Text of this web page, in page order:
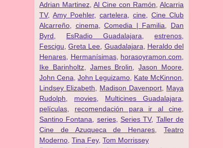
Adrian Martinez Al Cine con Ramón Alcarria
TV, Amy Poehler, cartelera cine
Cine Club
Alcarreño
cinema ,Comedia | Familia
Dan
Byrd
EsRadio Guadalajara estrenos
Fescigu ,Greta Lee Guadalajara
Heraldo del
Henares
Hermanísimas, horasoyramon.com
Ike Barinholtz, James Brolin ,Jason Moore
John Cena John Leguizamo Kate McKinnon
Lindsey Elizabeth
Madison Davenport
Maya
Rudolph
movies Multicines Guadalajara
películas
recomendación para ir al cine
Santino Fontana
series, Series TV, Taller de
Cine de Azuqueca de Henares ,Teatro
Moderno Tina Fey, Tom Morrissey